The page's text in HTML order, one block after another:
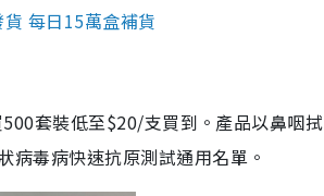
每日15萬盒補貨
套裝低至$20/支買到。產品以鼻咽
毒病快速抗原測試通用名單。